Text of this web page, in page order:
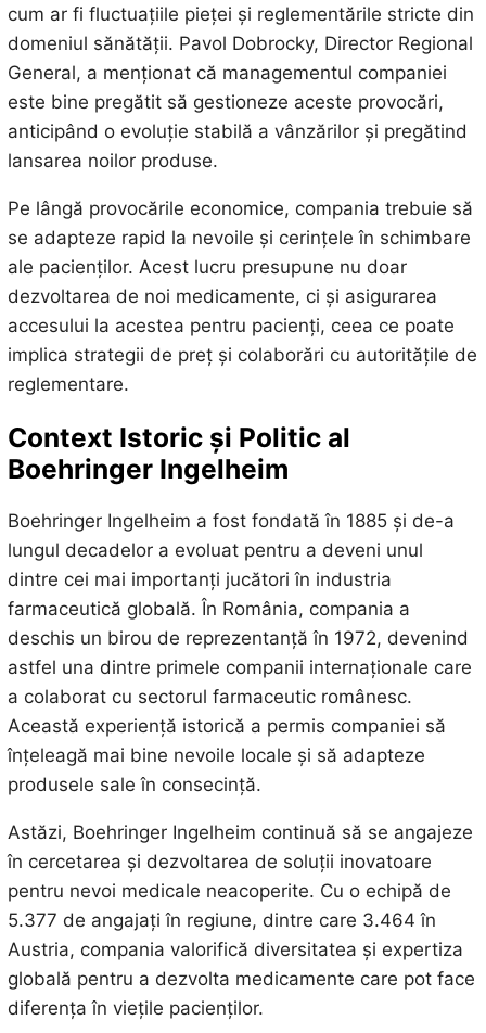
cum ar fi fluctuațiile pieței și reglementările stricte din
domeniul sănătății. Pavol Dobrocky, Director Regional
General, a menționat că managementul companiei
este bine pregătit să gestioneze aceste provocări,
anticipând o evoluție stabilă a vânzărilor și pregătind
lansarea noilor produse.
Pe lângă provocările economice, compania trebuie să
se adapteze rapid la nevoile și cerințele în schimbare
ale pacienților. Acest lucru presupune nu doar
dezvoltarea de noi medicamente, ci și asigurarea
accesului la acestea pentru pacienți, ceea ce poate
implica strategii de preț și colaborări cu autoritățile de
reglementare.
Context Istoric și Politic al
Boehringer Ingelheim
Boehringer Ingelheim a fost fondată în 1885 și de-a
lungul decadelor a evoluat pentru a deveni unul
dintre cei mai importanți jucători în industria
farmaceutică globală. În România, compania a
deschis un birou de reprezentanță în 1972, devenind
astfel una dintre primele companii internaționale care
a colaborat cu sectorul farmaceutic românesc.
Această experiență istorică a permis companiei să
înțeleagă mai bine nevoile locale și să adapteze
produsele sale în consecință.
Astăzi, Boehringer Ingelheim continuă să se angajeze
în cercetarea și dezvoltarea de soluții inovatoare
pentru nevoi medicale neacoperite. Cu o echipă de
5.377 de angajați în regiune, dintre care 3.464 în
Austria, compania valorifică diversitatea și expertiza
globală pentru a dezvolta medicamente care pot face
diferența în viețile pacienților.